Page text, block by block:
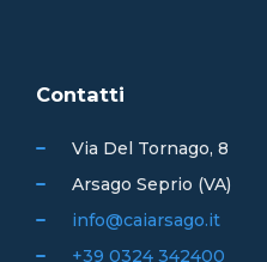
Contatti
Via Del Tornago, 8
Arsago Seprio (VA)
info@caiarsago.it
+39 0324 342400